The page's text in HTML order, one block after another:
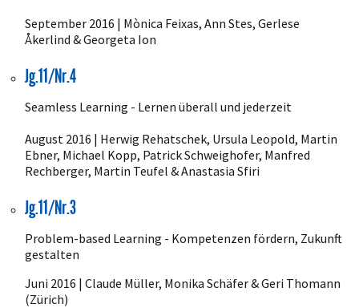
September 2016 | Mònica Feixas, Ann Stes, Gerlese
Åkerlind & Georgeta Ion
Jg.11/Nr.4
Seamless Learning - Lernen überall und jederzeit
August 2016 | Herwig Rehatschek, Ursula Leopold, Martin
Ebner, Michael Kopp, Patrick Schweighofer, Manfred
Rechberger, Martin Teufel & Anastasia Sfiri
Jg.11/Nr.3
Problem-based Learning - Kompetenzen fördern, Zukunft
gestalten
Juni 2016 | Claude Müller, Monika Schäfer & Geri Thomann
(Zürich)